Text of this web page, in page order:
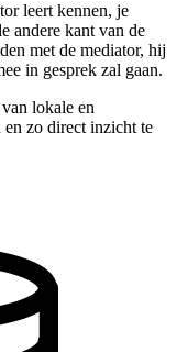
leert kennen, je
andere kant van de
met de mediator, hij
in gesprek zal gaan.
lokale en
en zo direct inzicht te